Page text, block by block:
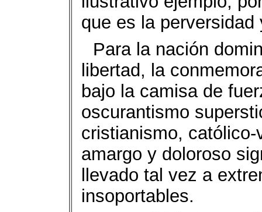
que es la
Para la nación
libertad, la
bajo la camisa de
oscurantismo
cristianismo,
amargo y doloroso
llevado tal vez a
insoportables.